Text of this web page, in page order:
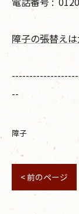
障子の張替え
--
障子
< 前のページ